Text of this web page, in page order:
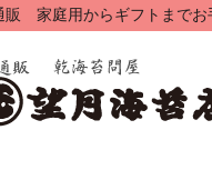
販 家庭用からギフトまでお